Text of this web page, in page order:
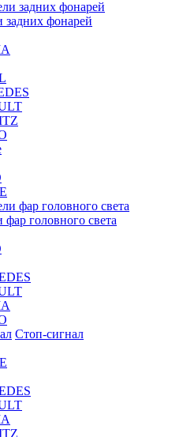
задних фонарей
фар головного света
Стоп-сигнал